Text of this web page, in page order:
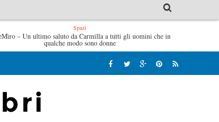
le mattine di Sybil – Virginia Evans
Spazi
– Un ultimo saluto da Carmilla a tutti gli uomini che in
qualche modo sono donne